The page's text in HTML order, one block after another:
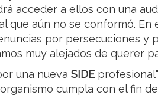
acceder a ellos con una
que aún no se conformó. En
por persecuciones y
muy alejados de querer
una nueva SIDE
cumpla con el fin